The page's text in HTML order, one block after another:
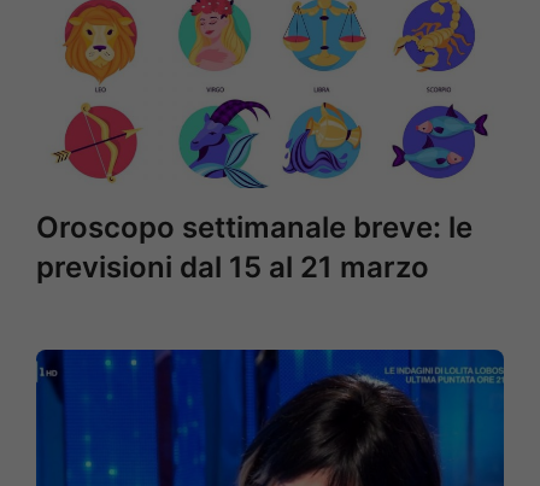
Oroscopo settimanale breve: le
previsioni dal 15 al 21 marzo